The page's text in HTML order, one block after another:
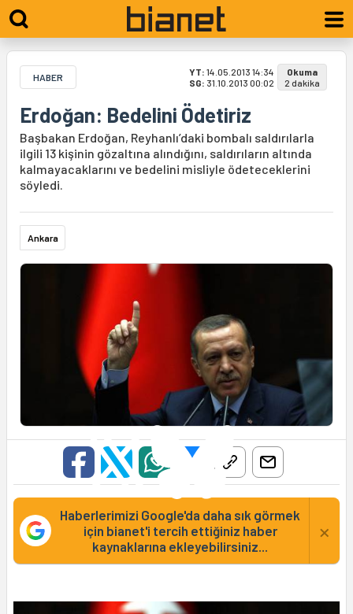
HABER YT: 14.05.2013 14:34
SG: 31.10.2013 00:02
Okuma
2 dakika
Erdoğan: Bedelini Ödetiriz
Başbakan Erdoğan, Reyhanlı’daki bombalı saldırılarla
ilgili 13 kişinin gözaltına alındığını, saldırıların altında
kalmayacaklarını ve bedelini misliyle ödeteceklerini
söyledi.
Ankara
Haberlerimizi Google'da daha sık görmek
için bianet'i tercih ettiğiniz haber
kaynaklarına ekleyebilirsiniz...
×